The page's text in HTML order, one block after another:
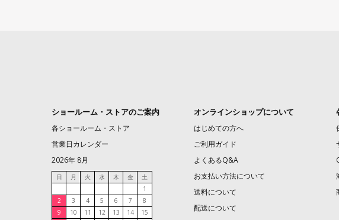
ショールーム・ストアのご案内
各ショールーム・ストア
営業日カレンダー
2026年 8月
日 月 火 水 木 金
土
1
2
3 4 5 6 7
8
9
10 11 12 13 14
15
オンラインショップについて
はじめての方へ
ご利用ガイド
よくあるQ&A
お支払い方法について
送料について
配送について